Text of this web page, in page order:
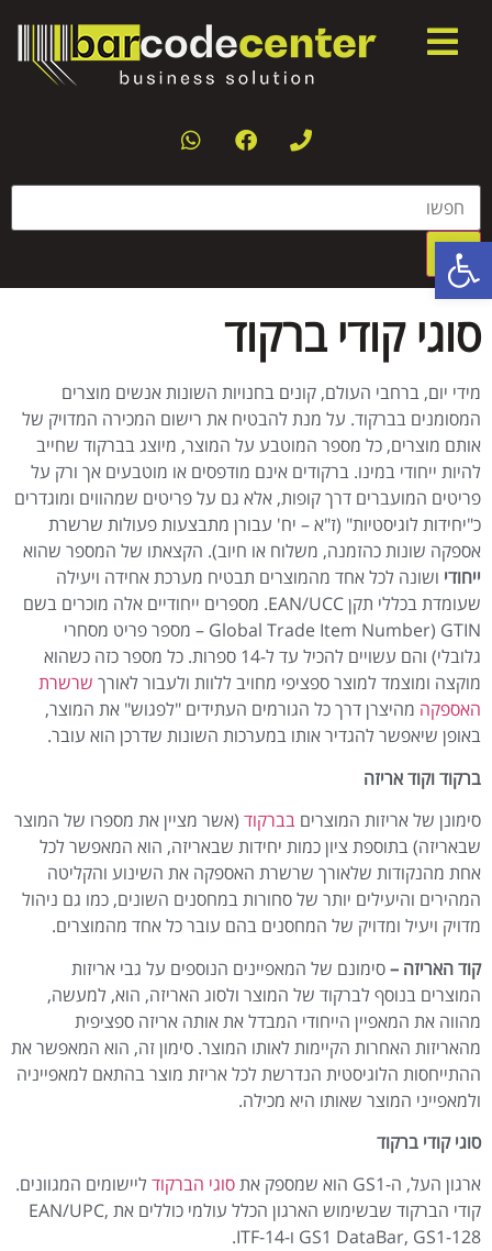
סוגי קודי ברקוד
מידי יום, ברחבי העולם, קונים בחנויות השונות אנשים מוצרים
המסומנים בברקוד. על מנת להבטיח את רישום המכירה המדויק של
אותם מוצרים, כל מספר המוטבע על המוצר, מיוצג בברקוד שחייב
להיות ייחודי במינו. ברקודים אינם מודפסים או מוטבעים אך ורק על
פריטים המועברים דרך קופות, אלא גם על פריטים שמהווים ומוגדרים
כ"יחידות לוגיסטיות" (ז"א – יח' עבורן מתבצעות פעולות שרשרת
אספקה שונות כהזמנה, משלוח או חיוב). הקצאתו של המספר שהוא
ייחודי ושונה לכל אחד מהמוצרים תבטיח מערכת אחידה ויעילה
שעומדת בכללי תקן EAN/UCC. מספרים ייחודיים אלה מוכרים בשם
GTIN (Global Trade Item Number – מספר פריט מסחרי
גלובלי) והם עשויים להכיל עד ל-14 ספרות. כל מספר כזה כשהוא
מוקצה ומוצמד למוצר ספציפי מחויב ללוות ולעבור לאורך שרשרת
האספקה מהיצרן דרך כל הגורמים העתידים "לפגוש" את המוצר,
באופן שיאפשר להגדיר אותו במערכות השונות שדרכן הוא עובר.
ברקוד וקוד אריזה
סימונן של אריזות המוצרים בברקוד (אשר מציין את מספרו של המוצר
שבאריזה) בתוספת ציון כמות יחידות שבאריזה, הוא המאפשר לכל
אחת מהנקודות שלאורך שרשרת האספקה את השינוע והקליטה
המהירים והיעילים יותר של סחורות במחסנים השונים, כמו גם ניהול
מדויק ויעיל ומדויק של המחסנים בהם עובר כל אחד מהמוצרים.
קוד האריזה –סימונם של המאפיינים הנוספים על גבי אריזות
המוצרים בנוסף לברקוד של המוצר ולסוג האריזה, הוא, למעשה,
מהווה את המאפיין הייחודי המבדל את אותה אריזה ספציפית
מהאריזות האחרות הקיימות לאותו המוצר. סימון זה, הוא המאפשר את
ההתייחסות הלוגיסטית הנדרשת לכל אריזת מוצר בהתאם למאפייניה
ולמאפייני המוצר שאותו היא מכילה.
סוגי קודי ברקוד
ארגון העל, ה-GS1 הוא שמספק את
סוגי הברקודליישומים המגוונים.
קודי הברקוד שבשימוש הארגון הכלל עולמי כוללים את EAN/UPC,
GS1 DataBar, GS1-128 ו-ITF-14.
פתח סרגל נגישות